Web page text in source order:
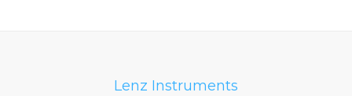
Lenz Instruments